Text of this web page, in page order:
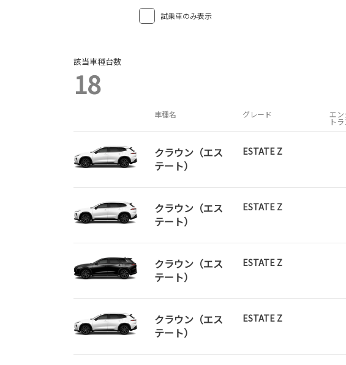
試乗車のみ表示
該当車種台数
18
車種名 グレード エ
ト
クラウン（エス
テート）
ESTATE Z
クラウン（エス
テート）
ESTATE Z
クラウン（エス
テート）
ESTATE Z
クラウン（エス
テート）
ESTATE Z